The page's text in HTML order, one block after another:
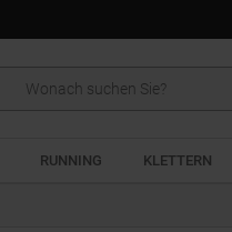
RUNNING KLETTERN